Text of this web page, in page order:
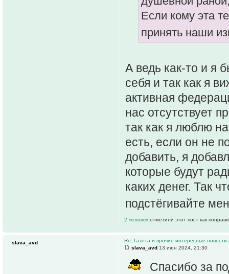
Если кому эта
принять наши
А ведь как-то и я
себя и так как я
активная
нас отсутствует
так как я люблю
есть, если он не
добавить, я
которые будут
каких денег. Так
подстёгивайте
2 человек отметили этот пост как
Re: Газета и прочие интересные новости
slava_avd 13 июн 2024, 21:30
Спасибо за
slava_avd